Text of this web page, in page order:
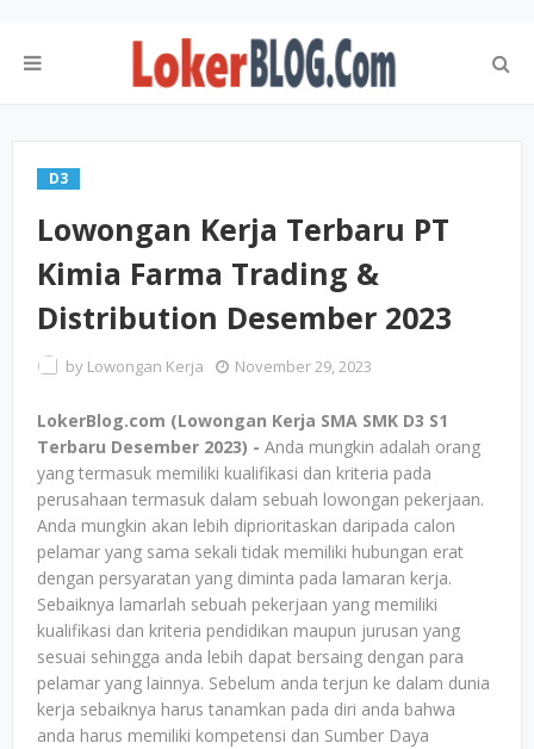
D3
Lowongan Kerja Terbaru PT
Kimia Farma Trading &
Distribution Desember 2023
by Lowongan Kerja November 29, 2023
LokerBlog.com (Lowongan Kerja SMA SMK D3 S1
Terbaru Desember 2023) - Anda mungkin adalah orang
yang termasuk memiliki kualifikasi dan kriteria pada
perusahaan termasuk dalam sebuah lowongan pekerjaan.
Anda mungkin akan lebih diprioritaskan daripada calon
pelamar yang sama sekali tidak memiliki hubungan erat
dengan persyaratan yang diminta pada lamaran kerja.
Sebaiknya lamarlah sebuah pekerjaan yang memiliki
kualifikasi dan kriteria pendidikan maupun jurusan yang
sesuai sehingga anda lebih dapat bersaing dengan para
pelamar yang lainnya. Sebelum anda terjun ke dalam dunia
kerja sebaiknya harus tanamkan pada diri anda bahwa
anda harus memiliki kompetensi dan Sumber Daya